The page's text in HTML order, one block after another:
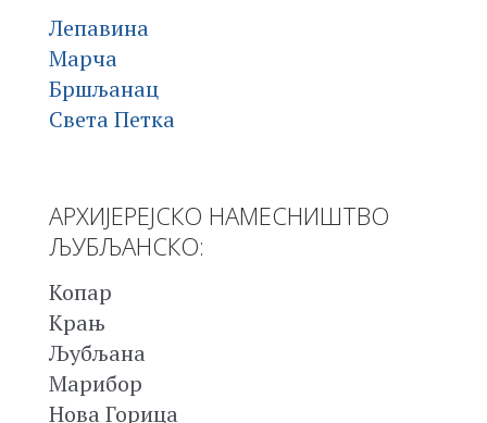
Лепавина
Марча
Бршљанац
Света Петка
АРХИЈЕРЕЈСКО НАМЕСНИШТВО
ЉУБЉАНСКО:
Копар
Крањ
Љубљана
Марибор
Нова Горица